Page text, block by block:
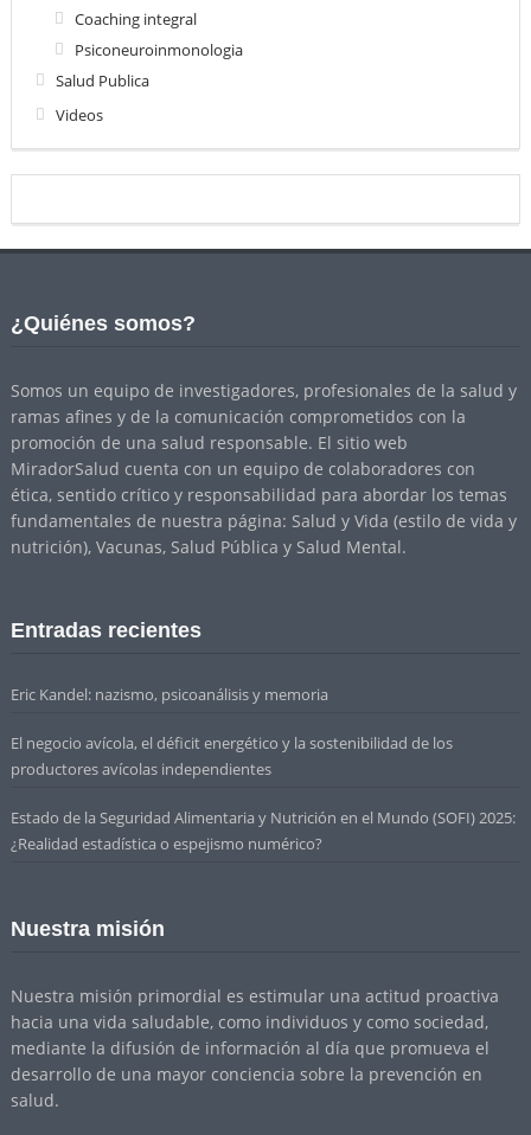
Coaching integral
Psiconeuroinmonologia
Salud Publica
Videos
¿Quiénes somos?
Somos un equipo de investigadores, profesionales de la salud y
ramas afines y de la comunicación comprometidos con la
promoción de una salud responsable. El sitio web
MiradorSalud cuenta con un equipo de colaboradores con
ética, sentido crítico y responsabilidad para abordar los temas
fundamentales de nuestra página: Salud y Vida (estilo de vida y
nutrición), Vacunas, Salud Pública y Salud Mental.
Entradas recientes
Eric Kandel: nazismo, psicoanálisis y memoria
El negocio avícola, el déficit energético y la sostenibilidad de los
productores avícolas independientes
Estado de la Seguridad Alimentaria y Nutrición en el Mundo (SOFI) 2025:
¿Realidad estadística o espejismo numérico?
Nuestra misión
Nuestra misión primordial es estimular una actitud proactiva
hacia una vida saludable, como individuos y como sociedad,
mediante la difusión de información al día que promueva el
desarrollo de una mayor conciencia sobre la prevención en
salud.